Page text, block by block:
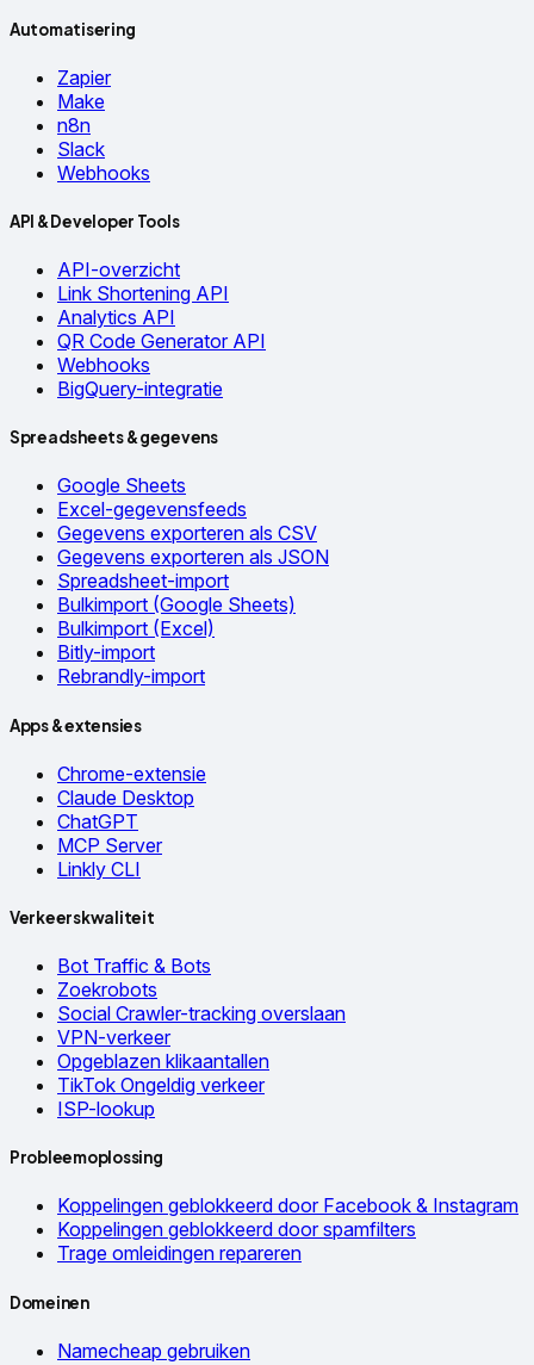
Automatisering
Zapier
Make
n8n
Slack
Webhooks
API & Developer Tools
API-overzicht
Link Shortening API
Analytics API
QR Code Generator API
Webhooks
BigQuery-integratie
Spreadsheets & gegevens
Google Sheets
Excel-gegevensfeeds
Gegevens exporteren als CSV
Gegevens exporteren als JSON
Spreadsheet-import
Bulkimport (Google Sheets)
Bulkimport (Excel)
Bitly-import
Rebrandly-import
Apps & extensies
Chrome-extensie
Claude Desktop
ChatGPT
MCP Server
Linkly CLI
Verkeerskwaliteit
Bot Traffic & Bots
Zoekrobots
Social Crawler-tracking overslaan
VPN-verkeer
Opgeblazen klikaantallen
TikTok Ongeldig verkeer
ISP-lookup
Probleemoplossing
Koppelingen geblokkeerd door Facebook & Instagram
Koppelingen geblokkeerd door spamfilters
Trage omleidingen repareren
Domeinen
Namecheap gebruiken